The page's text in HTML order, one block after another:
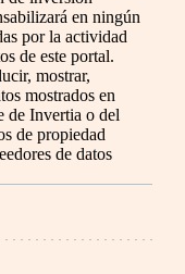
en ningún
por la actividad
de este portal.
mostrar,
mostrados en
de Invertia o del
de propiedad
de datos